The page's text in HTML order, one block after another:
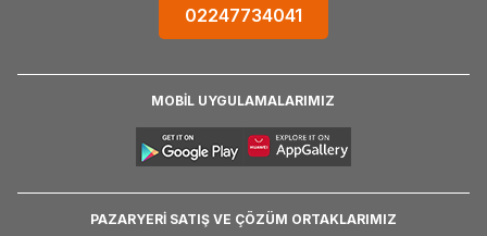
02247734041
MOBİL UYGULAMALARIMIZ
PAZARYERİ SATIŞ VE ÇÖZÜM ORTAKLARIMIZ